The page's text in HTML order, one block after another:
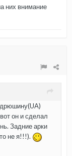
них внимание
он и сделал
Задние арки
не я!!!).